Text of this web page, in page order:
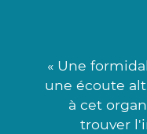
« Une
une écoute
à cet
trouver